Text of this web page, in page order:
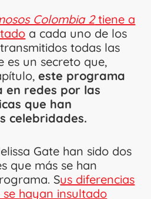
Colombia 2tiene a
a cada uno de los
todas las
es un secreto que,
este programa
en redes por las
que han
celebridades.
Gate han sido dos
que más se han
Sus diferencias
hayan insultado